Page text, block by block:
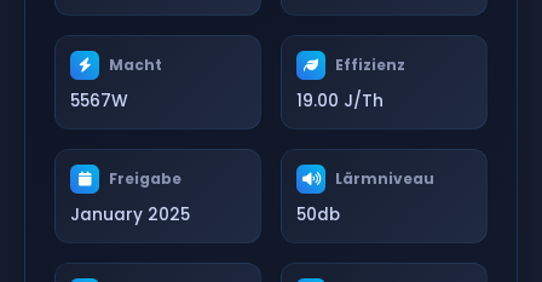
Macht
5567W
Effizienz
19.00 J/Th
Freigabe
January 2025
Lärmniveau
50db